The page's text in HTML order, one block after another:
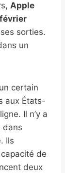
Apple
sorties.
un
certain
aux États-
Il n’y a
dans
Ils
de
deux